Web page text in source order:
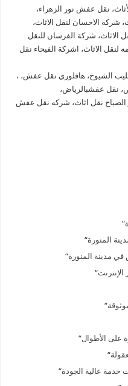
نقل عفش نور الزهراء،
شركة الاحسان لنقل الاثاث،
الاثاث، شركة الفرسان للنقل
لنقل الاثاث، اشركة الفيحاء نقل
الشيوخ، هافلوري نقل عفش، ،
نقل عفشبالرياض،
الصباح نقل اثاث، شركه نقل عفش
“
المنورة“
مدينة المنورة“
“
“
على الأطوال“
“
خدمة عالية الجودة“